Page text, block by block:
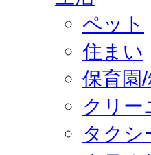
ペット
住まい
保育園
クリー
タクシ